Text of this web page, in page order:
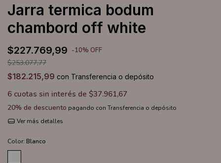
Jarra termica bodum
chambord off white
$227.769,99 -10% OFF
$253.077,77
$182.215,99 con Transferencia o depósito
6 cuotas sin interés de $37.961,67
20% de descuento pagando con Transferencia o depósito
Ver más detalles
Color: Blanco